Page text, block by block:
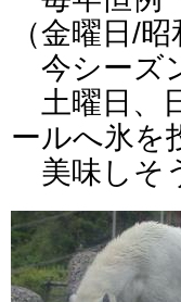
（金曜日/
今シーズ
土曜日、
ールへ氷を
美味しそ